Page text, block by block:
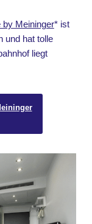
by Meininger* ist
und hat tolle
liegt